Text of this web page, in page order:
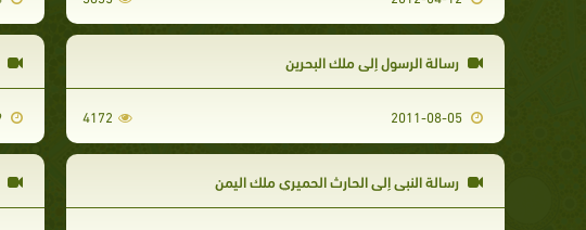
رسالة الرسول إلى ملك البحرين
2011-08-05
4172
2012-03-29
رسالة النبي إلى الحارث الحميري ملك اليمن